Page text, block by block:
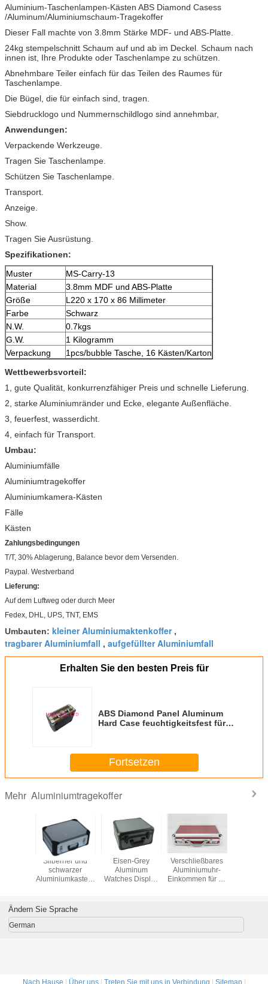
Aluminium-Taschenlampen-Kästen ABS Diamond Casess
/Aluminum/Aluminiumschaum-Tragekoffer
Dieser Fall machte von 3.8mm Stärke MDF- und ABS-Platte.
24kg stempelschnitt Schaum auf und ab im Deckel. Schaum nach
innen ist, Ihre Produkte oder Taschenlampe zu schützen.
Abnehmbare Teiler einfach für das Teilen des Raumes für
Taschenlampe.
Die Bügel, die für einfach sind, tragen.
Siebdrucklogo und Nummernschildlogo sind annehmbar,
Anwendungen:
Verpackende Werkzeuge.
Tragen Sie Taschenlampe.
Schützen Sie Taschenlampe.
Transport.
Anzeige.
Show.
Tragen Sie Ausrüstung.
Spezifikationen:
Muster
MS-Carry-13
Material
3.8mm MDF und ABS-Platte
Größe
L220 x 170 x 86 Millimeter
Farbe
Schwarz
N.W.
0.7kgs
G.W.
1 Kilogramm
Verpackung
1pcs/bubble Tasche, 16 Kästen/Karton
Wettbewerbsvorteil:
1, gute Qualität, konkurrenzfähiger Preis und schnelle Lieferung.
2, starke Aluminiumränder und Ecke, elegante Außenfläche.
3, feuerfest, wasserdicht.
4, einfach für Transport.
Umbau:
Aluminiumfälle
Aluminiumtragekoffer
Aluminiumkamera-Kästen
Fälle
Kästen
Zahlungsbedingungen
T/T, 30% Ablagerung, Balance bevor dem Versenden.
Paypal. Westverband
Lieferung:
Auf dem Luftweg oder durch Meer
Fedex, DHL, UPS, TNT, EMS
Umbauten: kleiner Aluminiumaktenkoffer,
tragbarer Aluminiumfall , aufgefüllter Aluminiumfall
Erhalten Sie den besten Preis für
ABS Diamond Panel Aluminum
Hard Case feuchtigkeitsfest für
Fortsetzen
Mehr Aluminiumtragekoffer
Silberner und
schwarzer
Aluminiumkasten-
ersten Hilfe
Eisen-Grey
Aluminum
Watches Display
Verschließbares
Aluminiumuhr-
Einkommen für 37
Ändern Sie Sprache
German
Nach Hause | Über uns| Treten Sie mit uns in Verbindung | Sitemap|